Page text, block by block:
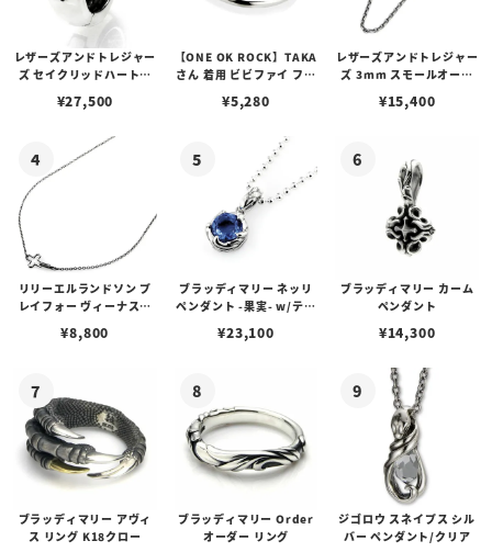
レザーズアンドトレジャー
ズ セイクリッドハートピ
¥27,500
【ONE OK ROCK】TAKA
さん 着用 ビビファイ フー
¥5,280
レザーズアンドトレジャー
ズ 3mm スモールオーバ
ブスタークラスプ＆LTロ
¥15,400
リリーエルランドソン プ
レイフォー ヴィーナスチ
¥8,800
ブラッディマリー ネッリ
ペンダント -果実- w/ティ
¥23,100
ブラッディマリー カーム
ペンダント
¥14,300
ブラッディマリー アヴィ
ス リング K18クロー
ブラッディマリー Order
オーダー リング
ジゴロウ スネイプス シル
バー ペンダント/クリア